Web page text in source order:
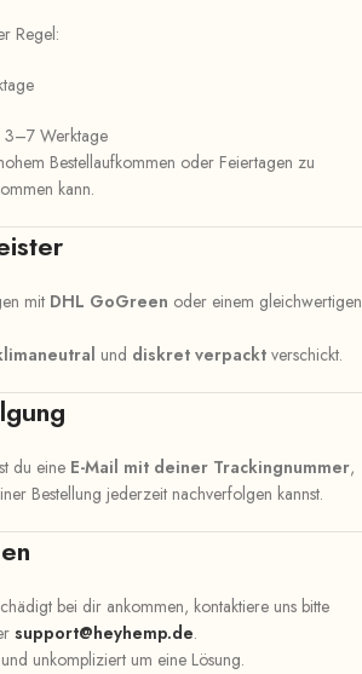
Regel:
3–7 Werktage
Bestellaufkommen oder Feiertagen zu
kann.
mit DHL GoGreen oder einem gleichwertigen
und diskret verpackt verschickt.
du eine E-Mail mit deiner Trackingnummer,
Bestellung jederzeit nachverfolgen kannst.
bei dir ankommen, kontaktiere uns bitte
support@heyhemp.de.
unkompliziert um eine Lösung.